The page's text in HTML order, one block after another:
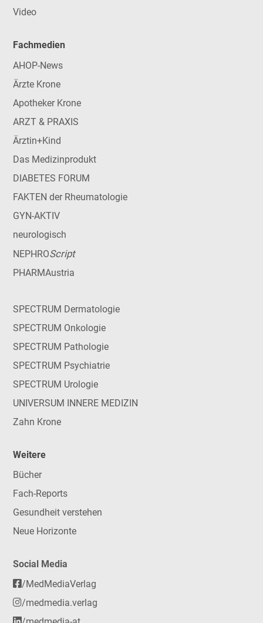
Video
Fachmedien
AHOP-News
Ärzte Krone
Apotheker Krone
ARZT & PRAXIS
Ärztin+Kind
Das Medizinprodukt
DIABETES FORUM
FAKTEN der Rheumatologie
GYN-AKTIV
neurologisch
NEPHROScript
PHARMAustria
SPECTRUM Dermatologie
SPECTRUM Onkologie
SPECTRUM Pathologie
SPECTRUM Psychiatrie
SPECTRUM Urologie
UNIVERSUM INNERE MEDIZIN
Zahn Krone
Weitere
Bücher
Fach-Reports
Gesundheit verstehen
Neue Horizonte
Social Media
/MedMediaVerlag
/medmedia.verlag